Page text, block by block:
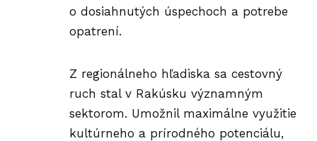
o dosiahnutých úspechoch a potrebe
opatrení.
Z regionálneho hľadiska sa cestovný
ruch stal v Rakúsku významným
sektorom. Umožnil maximálne využitie
kultúrneho a prírodného potenciálu,